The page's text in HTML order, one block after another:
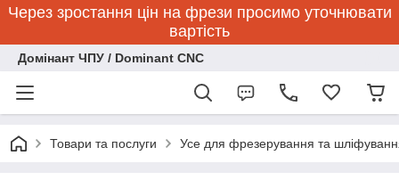
Через зростання цін на фрези просимо уточнювати
вартість
Домінант ЧПУ / Dominant CNC
Товари та послуги Усе для фрезерування та